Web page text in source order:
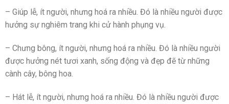
– Giúp lễ, ít người, nhưng hoá ra nhiều. Đó là nhiều người được
hưởng sự nghiêm trang khi cử hành phụng vụ.
– Chưng bông, ít người, nhưng hoá ra nhiều. Đó là nhiều người
được hưởng nét tươi xanh, sống động và đẹp đẽ từ những
cành cây, bông hoa.
– Hát lễ, ít người, nhưng hoá ra nhiều. Đó là nhiều người được